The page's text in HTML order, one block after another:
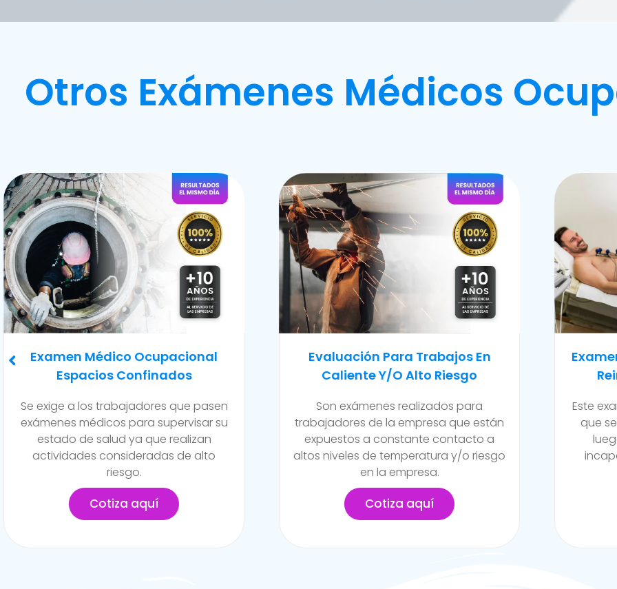
Otros Exámenes Médicos
Evaluación Para Trabajos En
Caliente Y/o Alto Riesgo
Son exámenes realizados para
trabajadores de la empresa que están
expuestos a constante contacto a
altos niveles de temperatura y/o riesgo
en la empresa.
Cotiza aquí
Examen Médico Ocupacional De
Reincorporación Laboral
Este examen se realiza al colaborador
que se incorpora a la organización
luego de haber sufrido alguna
incapacidad temporal propia del
trabajo.
Cotiza aquí
Se
de la